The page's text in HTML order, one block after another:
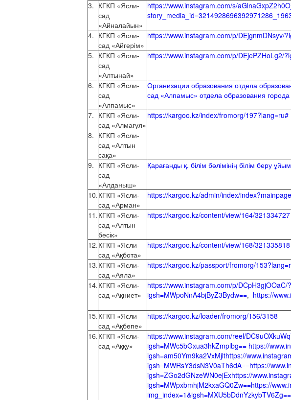
3. КГКП «Ясли-
сад
«Айналайын»
https://www.instagram.com/s/
4. КГКП «Ясли-
сад «Айгерім»
https://www.instagram.com/p/DEjgnmDNsyv/
5. КГКП «Ясли-
сад
«Алтынай»
https://www.instagram.com/p/DEjePZHoLg2/
6. КГКП «Ясли-
сад
«Алпамыс»
Организации образования отдела
сад «Алпамыс» отдела образования
7. КГКП «Ясли-
сад «Алмагүл»
https://kargoo.kz/index/fromorg/197?lang=ru#
8. КГКП «Ясли-
сад «Алтын
сақа»
9. КГКП «Ясли-
сад
«Алданыш»
Қарағанды қ. білім бөлімінің білім беру
10.КГКП «Ясли-
сад «Арман»
https://kargoo.kz/admin/index/index?mainpage
11.КГКП «Ясли-
сад «Алтын
бесік»
https://kargoo.kz/content/view/164/321334727
12.КГКП «Ясли-
сад «Ақбота»
https://kargoo.kz/content/view/168/321335818
13.КГКП «Ясли-
сад «Аяла»
https://kargoo.kz/passport/fromorg/
14.КГКП «Ясли-
сад «Ақниет»
https://www.instagram.com/p/DCpH3gjOOaC/
igsh=MWpoNnA4bjByZ3Bydw==, https://
15.КГКП «Ясли-
сад «Ақбөпе»
https://kargoo.kz/loader/fromorg/156/3158
16.КГКП «Ясли-
сад «Аққу»
https://www.instagram.com/reel/
igsh=MWc5bGxua3hkZmplbg== https://
igsh=am50Ym9ka2VxMjlthttps://
igsh=MWRsY3dsN3V0aTh6dA==https://
igsh=ZGo2dGNzeWN0ejExhttps://
igsh=MWpxbmhjM2kxaGQ0Zw==https://